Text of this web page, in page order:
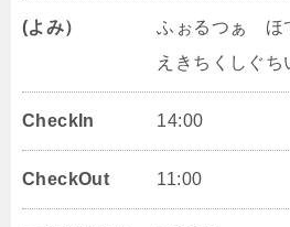
(よみ）
ふぉるつぁ ほ
えきちくしぐち
CheckIn 14:00
CheckOut 11:00